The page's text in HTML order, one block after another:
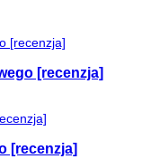
[recenzja]
[recenzja]